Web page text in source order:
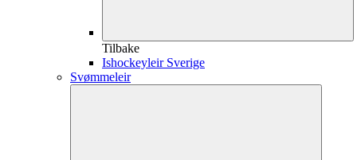
Tilbake
Ishockeyleir Sverige
Svømmeleir